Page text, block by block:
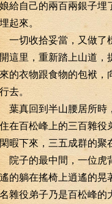
給自己的兩百兩銀子埋
起來。
收拾妥當，又做了
這里，重新踏上山道，
的衣物跟食物的包袱，
去。
回到半山腰居所時，
在百松峰上的三百雜役
暇下來，三五成群的聚
的最中間，一位虎
的躺在搖椅上逍遙的晃
雜役弟子乃是百松峰的